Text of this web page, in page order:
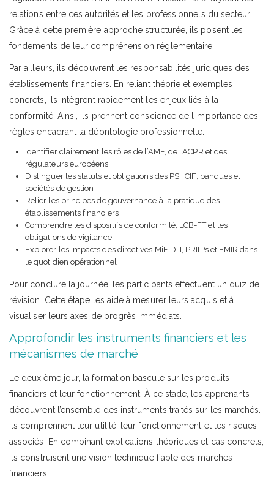
relations entre ces autorités et les professionnels du secteur.
Grâce à cette première approche structurée, ils posent les
fondements de leur compréhension réglementaire.
Par ailleurs, ils découvrent les responsabilités juridiques des
établissements financiers. En reliant théorie et exemples
concrets, ils intègrent rapidement les enjeux liés à la
conformité. Ainsi, ils prennent conscience de l’importance des
règles encadrant la déontologie professionnelle.
Identifier clairement les rôles de l’AMF, de l’ACPR et des
régulateurs européens
Distinguer les statuts et obligations des PSI, CIF, banques et
sociétés de gestion
Relier les principes de gouvernance à la pratique des
établissements financiers
Comprendre les dispositifs de conformité, LCB-FT et les
obligations de vigilance
Explorer les impacts des directives MiFID II, PRIIPs et EMIR dans
le quotidien opérationnel
Pour conclure la journée, les participants effectuent un quiz de
révision. Cette étape les aide à mesurer leurs acquis et à
visualiser leurs axes de progrès immédiats.
Approfondir les instruments financiers et les
mécanismes de marché
Le deuxième jour, la formation bascule sur les produits
financiers et leur fonctionnement. À ce stade, les apprenants
découvrent l’ensemble des instruments traités sur les marchés.
Ils comprennent leur utilité, leur fonctionnement et les risques
associés. En combinant explications théoriques et cas concrets,
ils construisent une vision technique fiable des marchés
financiers.